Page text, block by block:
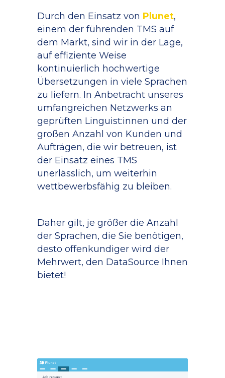
Durch den Einsatz von Plunet,
einem der führenden TMS auf
dem Markt, sind wir in der Lage,
auf effiziente Weise
kontinuierlich hochwertige
Übersetzungen in viele Sprachen
zu liefern. In Anbetracht unseres
umfangreichen Netzwerks an
geprüften Linguist:innen und der
großen Anzahl von Kunden und
Aufträgen, die wir betreuen, ist
der Einsatz eines TMS
unerlässlich, um weiterhin
wettbewerbsfähig zu bleiben.
Daher gilt, je größer die Anzahl
der Sprachen, die Sie benötigen,
desto offenkundiger wird der
Mehrwert, den DataSource Ihnen
bietet!
0